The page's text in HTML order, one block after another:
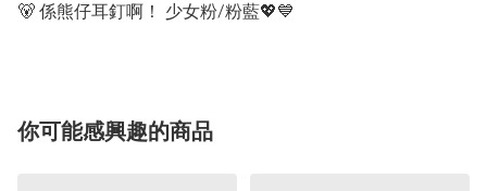
🐻 係熊仔耳釘啊！ 少女粉/粉藍💖💙
你可能感興趣的商品